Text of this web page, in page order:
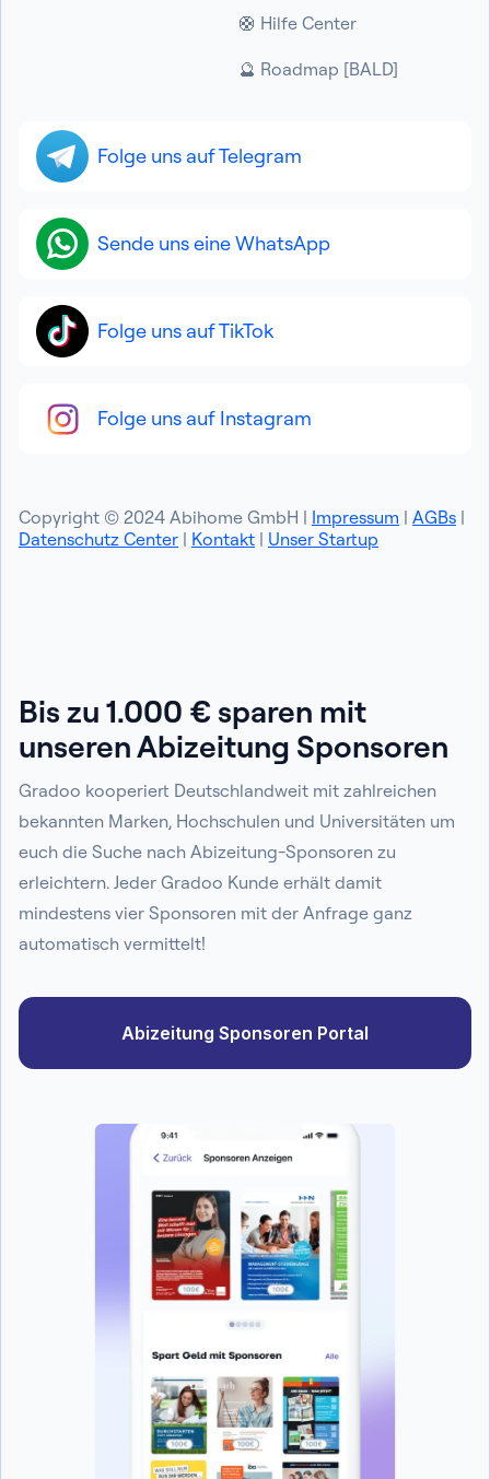
🛟 Hilfe Center
🔮 Roadmap [BALD]
Folge uns auf Telegram
Sende uns eine WhatsApp
Folge uns auf TikTok
Folge uns auf Instagram
Copyright © 2024 Abihome GmbH | Impressum | AGBs |
Datenschutz Center | Kontakt | Unser Startup
Bis zu 1.000 € sparen mit
unseren Abizeitung Sponsoren
Gradoo kooperiert Deutschlandweit mit zahlreichen
bekannten Marken, Hochschulen und Universitäten um
euch die Suche nach Abizeitung-Sponsoren zu
erleichtern. Jeder Gradoo Kunde erhält damit
mindestens vier Sponsoren mit der Anfrage ganz
automatisch vermittelt!
Abizeitung Sponsoren Portal